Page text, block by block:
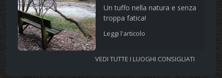
Un tuffo nella natura e senza
troppa fatica!
Leggi l'articolo
VEDI TUTTE I LUOGHI CONSIGLIATI